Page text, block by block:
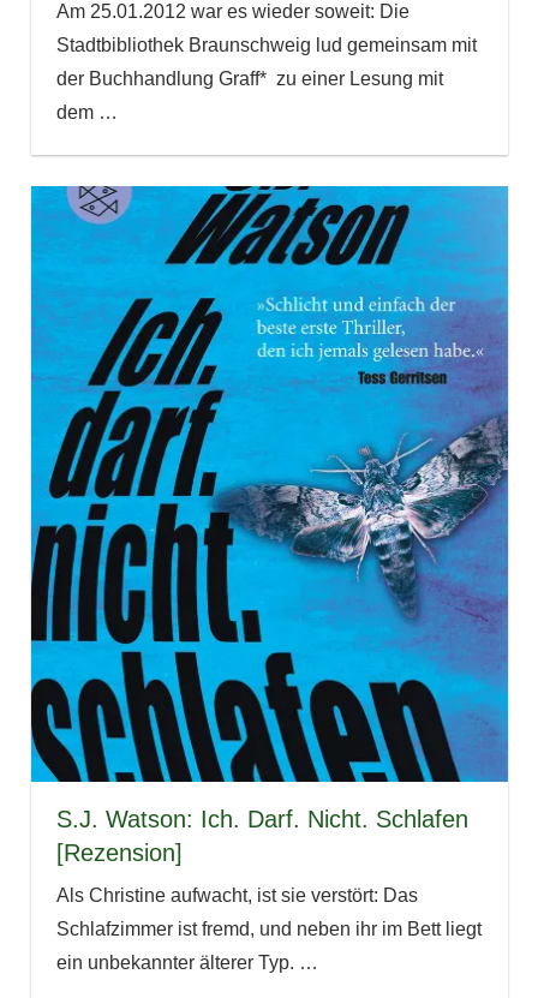
Am 25.01.2012 war es wieder soweit: Die
Stadtbibliothek Braunschweig lud gemeinsam mit
der Buchhandlung Graff* zu einer Lesung mit
dem …
S.J. Watson: Ich. Darf. Nicht. Schlafen
[Rezension]
Als Christine aufwacht, ist sie verstört: Das
Schlafzimmer ist fremd, und neben ihr im Bett liegt
ein unbekannter älterer Typ. …